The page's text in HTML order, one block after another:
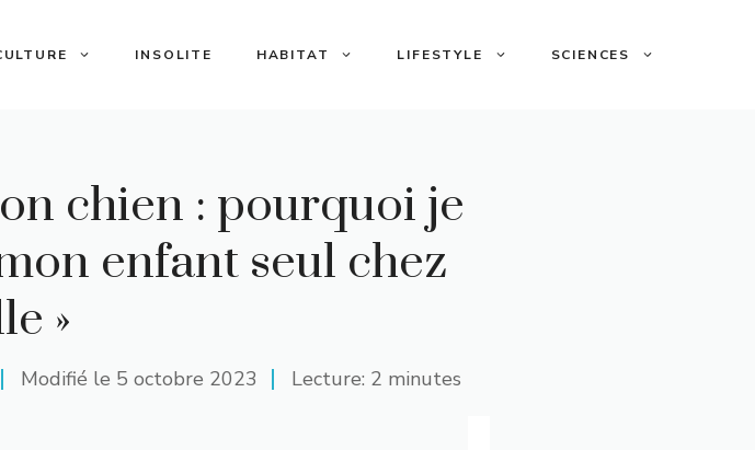
INSOLITE HABITAT LIFESTYLE SCIENCES
chien : pourquoi je
enfant seul chez
»
Modifié le 5 octobre 2023 Lecture: 2 minutes